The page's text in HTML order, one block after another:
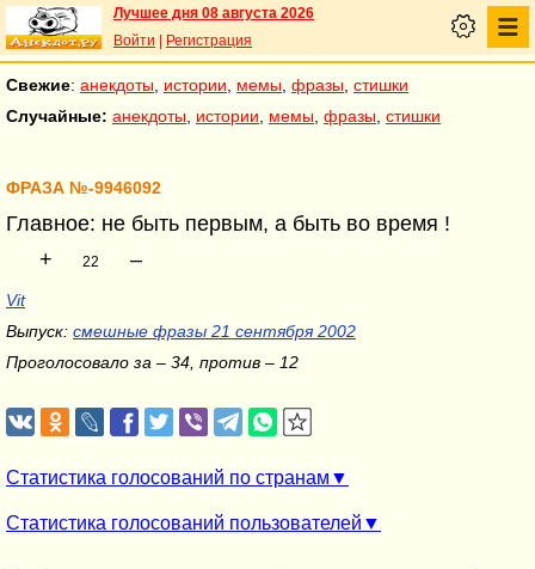
Лучшее дня 08 августа 2026
Войти
Регистрация
Свежие: анекдоты истории мемы фразы стишки
Случайные: анекдоты истории мемы фразы стишки
ФРАЗА №-9946092
Главное: не быть первым, а быть во время !
+
22 –
Vit
Выпуск: смешные фразы 21 сентября 2002
Проголосовало за – 34, против – 12
Статистика голосований по странам
Статистика голосований пользователей